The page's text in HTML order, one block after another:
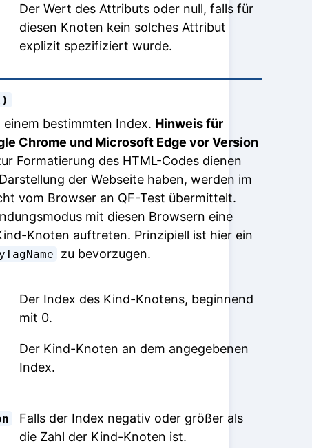
Der Wert des Attributs oder null, falls für
diesen Knoten kein solches Attribut
explizit spezifiziert wurde.
bestimmten Index. Hinweis für
Chrome und Microsoft Edge vor Version
Formatierung des HTML-Codes dienen
der Webseite haben, werden im
vom Browser an QF-Test übermittelt.
mit diesen Browsern eine
Knoten auftreten. Prinzipiell ist hier ein
zu bevorzugen.
Der Index des Kind-Knotens, beginnend
mit 0.
Der Kind-Knoten an dem angegebenen
Index.
Falls der Index negativ oder größer als
die Zahl der Kind-Knoten ist.